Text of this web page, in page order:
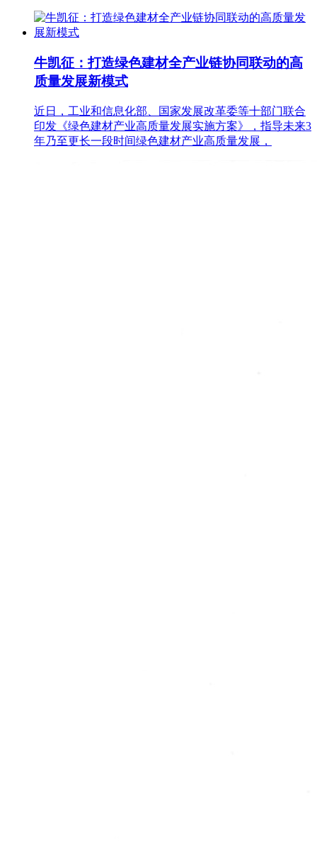
牛凯征：打造绿色建材全产业链协同联动的高
质量发展新模式
近日，工业和信息化部、国家发展改革委等十部门联合
印发《绿色建材产业高质量发展实施方案》，指导未来3
年乃至更长一段时间绿色建材产业高质量发展，